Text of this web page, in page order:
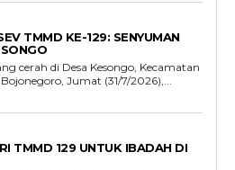
TMMD KE-129: SENYUMAN
cerah di Desa Kesongo, Kecamatan
Jumat (31/7/2026),...
TMMD 129 UNTUK IBADAH DI